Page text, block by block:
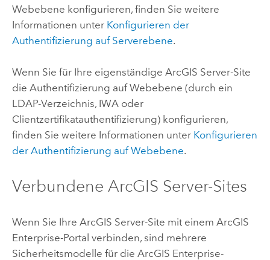
Webebene konfigurieren, finden Sie weitere
Informationen unter Konfigurieren der
Authentifizierung auf Serverebene.
Wenn Sie für Ihre eigenständige ArcGIS Server-Site
die Authentifizierung auf Webebene (durch ein
LDAP-Verzeichnis, IWA oder
Clientzertifikatauthentifizierung) konfigurieren,
finden Sie weitere Informationen unter Konfigurieren
der Authentifizierung auf Webebene.
Verbundene ArcGIS Server-Sites
Wenn Sie Ihre ArcGIS Server-Site mit einem ArcGIS
Enterprise-Portal verbinden, sind mehrere
Sicherheitsmodelle für die ArcGIS Enterprise-